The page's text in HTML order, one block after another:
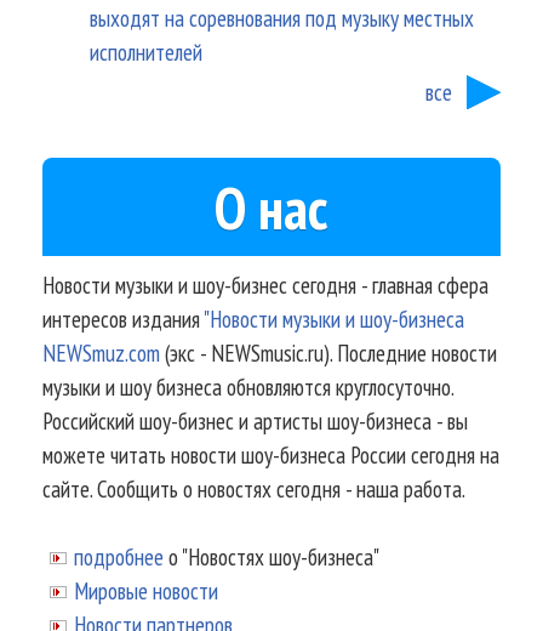
выходят на соревнования под музыку местных
исполнителей
все
О нас
Новости музыки и шоу-бизнес сегодня - главная сфера
интересов издания"Новости музыки и шоу-бизнеса
NEWSmuz.com(экс - NEWSmusic.ru). Последние новости
музыки и шоу бизнеса обновляются круглосуточно.
Российский шоу-бизнес и артисты шоу-бизнеса - вы
можете читать новости шоу-бизнеса России сегодня на
сайте. Сообщить о новостях сегодня - наша работа.
подробнее о "Новостях шоу-бизнеса"
Мировые новости
Новости партнеров